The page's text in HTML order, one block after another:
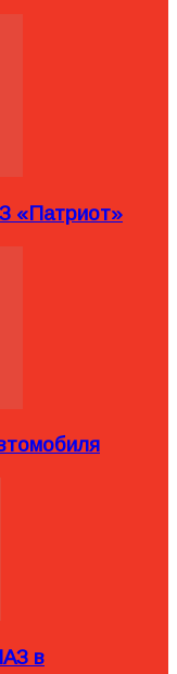
«Патриот»
в